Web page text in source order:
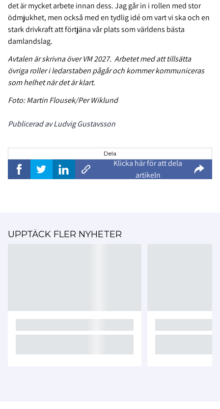
det är mycket arbete innan dess. Jag går in i rollen med stor
ödmjukhet, men också med en tydlig idé om vart vi ska och en
stark drivkraft att förtjäna vår plats som världens bästa
damlandslag.
Avtalen är skrivna över VM 2027. Arbetet med att tillsätta
övriga roller i ledarstaben pågår och kommer kommuniceras
som helhet när det är klart.
Foto: Martin Flousek/Per Wiklund
Publicerad av Ludvig Gustavsson
Dela
Klicka här för att dela
artikeln
UPPTÄCK FLER NYHETER